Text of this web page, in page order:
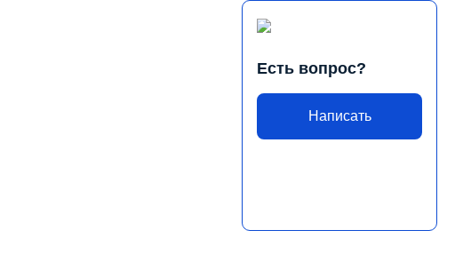
Есть вопрос?
Написать